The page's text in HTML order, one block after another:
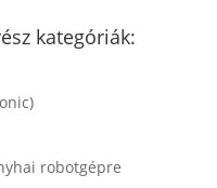
kategóriák:
robotgépre